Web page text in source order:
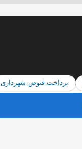
پرداخت قبوض شهرداری